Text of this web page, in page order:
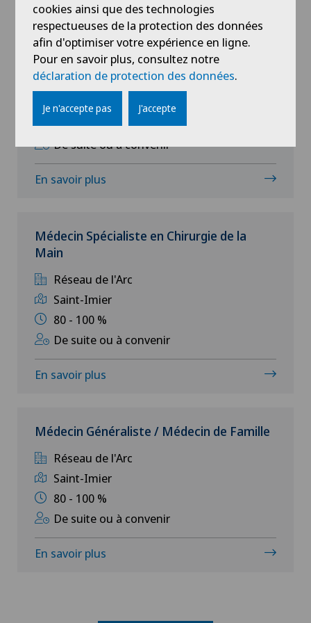
Privatklinik Lindberg
Privatklinik Obach
Privatklinik Siloah
Privatklinik Villa im Park
Rosenklinik
Swiss Visio SA
Xundheitszentrum Beromünster
Xundheitszentrum Buttisholz
Xundheitszentrum Escholzmatt
Xundheitszentrum Grindelwald
Xundheitszentrum Reinach
Xundheitszentrum Schaffhausen
Médecin Angiologue (H/F)
Hôpital de Saint-Imier
St-Imier
80 - 100 %
De suite ou à convenir
En savoir plus
Médecin Spécialiste en Chirurgie de la
Main
Réseau de l'Arc
Saint-Imier
80 - 100 %
De suite ou à convenir
En savoir plus
Médecin Généraliste / Médecin de Famille
Réseau de l'Arc
Saint-Imier
80 - 100 %
De suite ou à convenir
En savoir plus
cookies ainsi que des technologies
respectueuses de la protection des données
afin d'optimiser votre expérience en ligne.
Pour en savoir plus, consultez notre
déclaration de protection des données.
Je n'accepte pas J'accepte